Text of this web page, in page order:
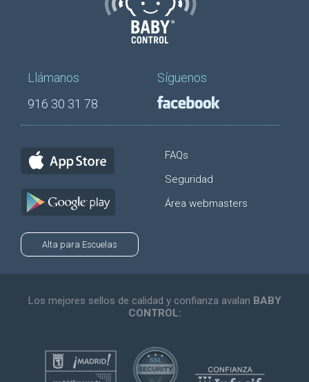
Llámanos
916 30 31 78
Síguenos
FAQs
Seguridad
Área webmasters
Alta para Escuelas
Los mejores sellos de calidad y confianza avalan BABY
CONTROL: